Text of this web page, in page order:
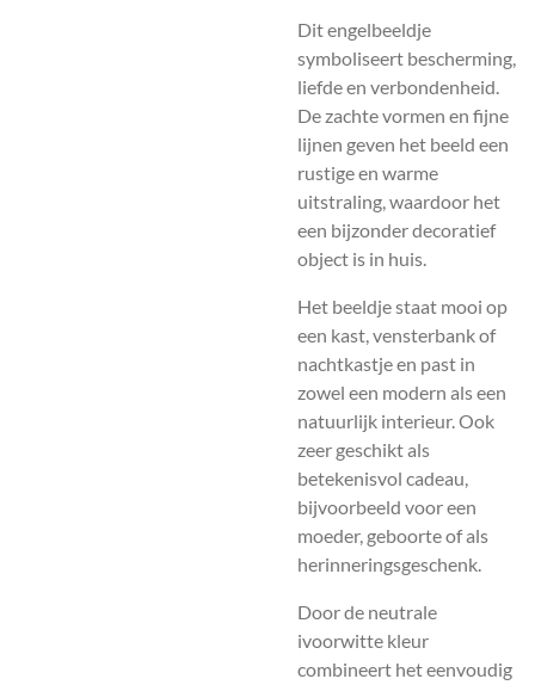
Dit engelbeeldje
symboliseert bescherming,
liefde en verbondenheid.
De zachte vormen en fijne
lijnen geven het beeld een
rustige en warme
uitstraling, waardoor het
een bijzonder decoratief
object is in huis.
Het beeldje staat mooi op
een kast, vensterbank of
nachtkastje en past in
zowel een modern als een
natuurlijk interieur. Ook
zeer geschikt als
betekenisvol cadeau,
bijvoorbeeld voor een
moeder, geboorte of als
herinneringsgeschenk.
Door de neutrale
ivoorwitte kleur
combineert het eenvoudig